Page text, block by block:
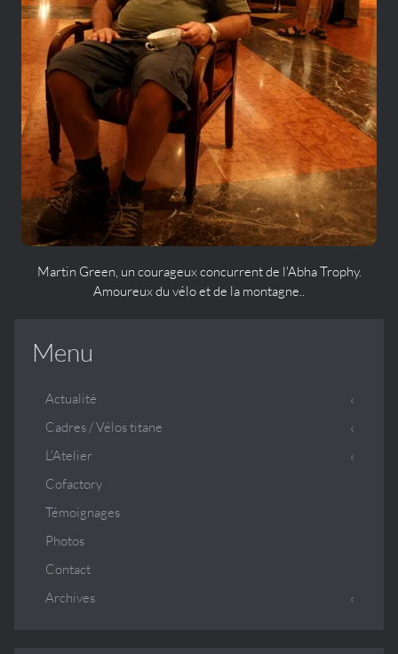
Martin Green, un courageux concurrent de l'Abha Trophy.
Amoureux du vélo et de la montagne..
Menu
Actualité
Cadres / Vélos titane
L'Atelier
Cofactory
Témoignages
Photos
Contact
Archives